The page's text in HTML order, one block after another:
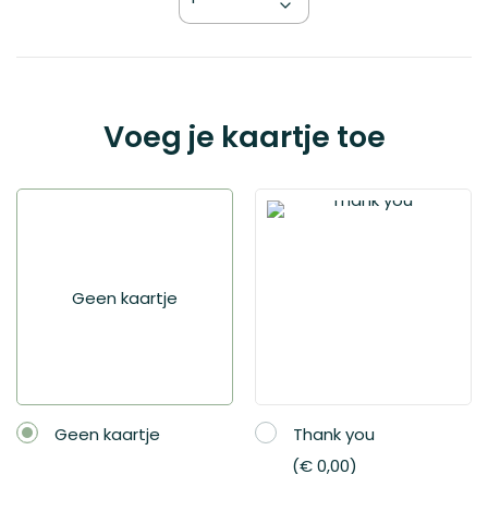
Voeg je kaartje toe
Geen kaartje
Geen kaartje
Thank you
€ 0,00